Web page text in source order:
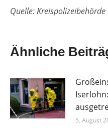
Quelle:
Ähnliche
5. August